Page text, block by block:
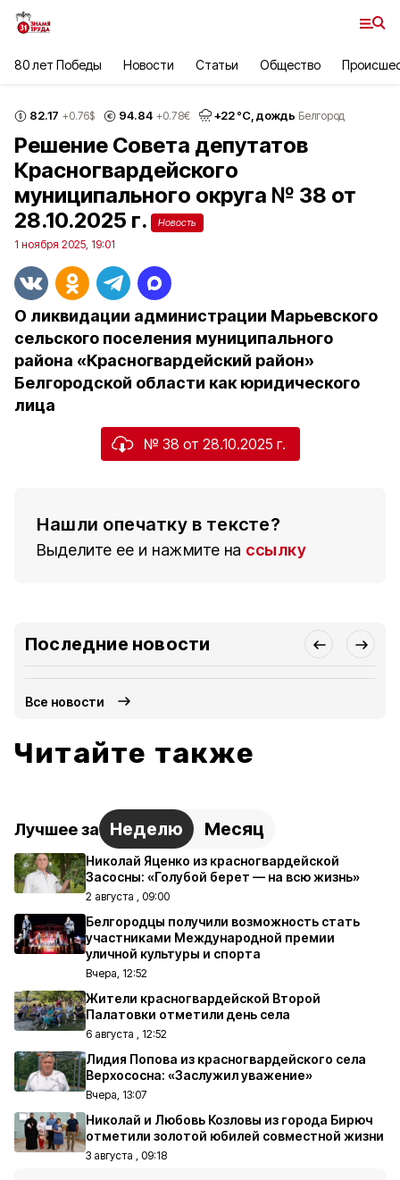
80 лет Победы Новости Статьи Общество
82.17 +0.76$ 94.84 +0.78€ +22°С, дождь Белгород
Решение Совета депутатов
Красногвардейского
муниципального округа № 38 от
28.10.2025 г.
Новость
1 ноября 2025, 19:01
О ликвидации администрации Марьевского
сельского поселения муниципального
района «Красногвардейский район»
Белгородской области как юридического
лица
№ 38 от 28.10.2025 г.
Нашли опечатку в тексте?
Выделите ее и нажмите на ссылку
Последние новости
Все новости
Читайте также
Лучшее за Неделю Месяц
Николай Яценко из красногвардейской
Засосны: «Голубой берет — на всю жизнь»
2 августа , 09:00
Белгородцы получили возможность стать
участниками Международной премии
уличной культуры и спорта
Вчера, 12:52
Жители красногвардейской Второй
Палатовки отметили день села
6 августа , 12:52
Лидия Попова из красногвардейского села
Верхососна: «Заслужил уважение»
Вчера, 13:07
Николай и Любовь Козловы из города Бирюч
отметили золотой юбилей совместной жизни
3 августа , 09:18